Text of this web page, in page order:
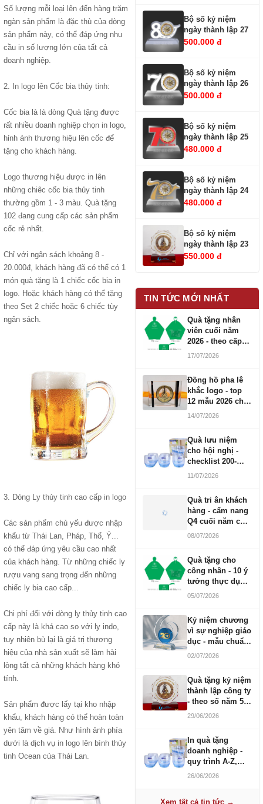
Số lượng mỗi loại lên đến hàng trăm
ngàn sản phẩm là đặc thù của dòng
sản phẩm này, có thể đáp ứng nhu
cầu in số lượng lớn của tất cả
doanh nghiệp.
2. In logo lên Cốc bia thủy tinh:
Cốc bia là là dòng Quà tặng được
rất nhiều doanh nghiệp chọn in logo,
hỉnh ảnh thương hiệu lên cốc để
tặng cho khách hàng.
Logo thương hiệu được in lên
những chiêc cốc bia thủy tinh
thường gồm 1 - 3 màu. Quà tặng
102 đang cung cấp các sản phẩm
cốc rẻ nhất.
Chỉ với ngân sách khoảng 8 -
20.000đ, khách hàng đã có thể có 1
món quà tặng là 1 chiếc cốc bia in
logo. Hoặc khách hàng có thể tặng
theo Set 2 chiếc hoặc 6 chiếc tùy
ngân sách.
3. Dòng Ly thủy tinh cao cấp in logo
Các sản phẩm chủ yếu được nhập
khẩu từ Thái Lan, Pháp, Thổ, Ý...
có thể đáp ứng yêu cầu cao nhất
của khách hàng. Từ những chiếc ly
rượu vang sang trọng đến những
chiếc ly bia cao cấp...
Chi phí đối với dòng ly thủy tinh cao
cấp này là khá cao so với ly indo,
tuy nhiên bù lại là giá trị thương
hiệu của nhà sản xuất sẽ làm hài
lòng tất cả những khách hàng khó
tính.
Sản phẩm được lấy tại kho nhập
khẩu, khách hàng có thể hoàn toàn
yên tâm về giá. Như hình ảnh phía
dưới là dịch vụ in logo lên bình thủy
tinh Ocean của Thái Lan.
Bộ số kỷ niệm
ngày thành lập 27
500.000 đ
Bộ số kỷ niệm
ngày thành lập 26
500.000 đ
Bộ số kỷ niệm
ngày thành lập 25
480.000 đ
Bộ số kỷ niệm
ngày thành lập 24
480.000 đ
Bộ số kỷ niệm
ngày thành lập 23
550.000 đ
TIN TỨC MỚI NHẤT
Quà tặng nhân
viên cuối năm
2026 - theo cấp
bậc CBNV
17/07/2026
Đồng hồ pha lê
khắc logo - top
12 mẫu 2026 cho
doanh nghiệp
14/07/2026
Quà lưu niệm
cho hội nghị -
checklist 200-
1000 người
11/07/2026
Quà tri ân khách
hàng - cẩm nang
Q4 cuối năm cho
doanh nghiệp
08/07/2026
Quà tặng cho
công nhân - 10 ý
tưởng thực dụng
ngân sách 100-
05/07/2026
Kỷ niệm chương
vì sự nghiệp giáo
dục - mẫu chuẩn
2026
02/07/2026
Quà tặng kỷ niệm
thành lập công ty
- theo số năm 5,
10, 20, 30, 50
29/06/2026
In quà tặng
doanh nghiệp -
quy trình A-Z,
báo giá và thời
26/06/2026
Xem tất cả tin tức →